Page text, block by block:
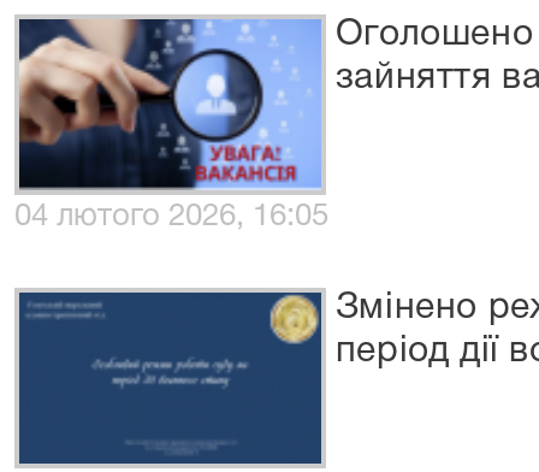
Оголошено
зайняття
04 лютого 2026, 16:05
Змінено
період дії